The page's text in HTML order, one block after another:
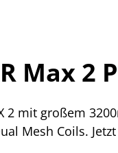
Max 2
2 mit großem
Mesh Coils.